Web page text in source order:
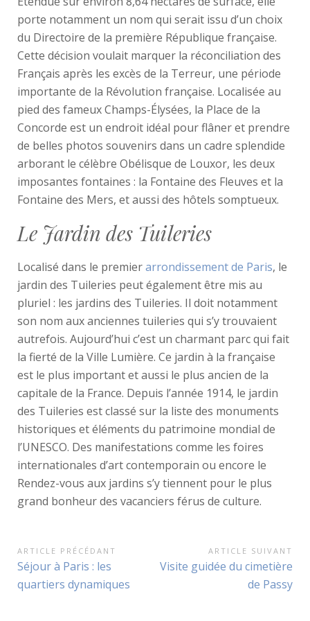
porte notamment un nom qui serait issu d’un choix
du Directoire de la première République française.
Cette décision voulait marquer la réconciliation des
Français après les excès de la Terreur, une période
importante de la Révolution française. Localisée au
pied des fameux Champs-Élysées, la Place de la
Concorde est un endroit idéal pour flâner et prendre
de belles photos souvenirs dans un cadre splendide
arborant le célèbre Obélisque de Louxor, les deux
imposantes fontaines : la Fontaine des Fleuves et la
Fontaine des Mers, et aussi des hôtels somptueux.
Le Jardin des Tuileries
Localisé dans le premierarrondissement de Paris, le
jardin des Tuileries peut également être mis au
pluriel : les jardins des Tuileries. Il doit notamment
son nom aux anciennes tuileries qui s’y trouvaient
autrefois. Aujourd’hui c’est un charmant parc qui fait
la fierté de la Ville Lumière. Ce jardin à la française
est le plus important et aussi le plus ancien de la
capitale de la France. Depuis l’année 1914, le jardin
des Tuileries est classé sur la liste des monuments
historiques et éléments du patrimoine mondial de
l’UNESCO. Des manifestations comme les foires
internationales d’art contemporain ou encore le
Rendez-vous aux jardins s’y tiennent pour le plus
grand bonheur des vacanciers férus de culture.
N
a
ARTICLE PRÉCÉDANT
P
r
Séjour à Paris : les
quartiers dynamiques
ARTICLE SUIVANT
N
Visite guidée du cimetière
de Passy